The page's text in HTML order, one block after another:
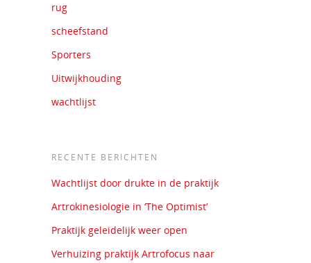
rug
scheefstand
Sporters
Uitwijkhouding
wachtlijst
RECENTE BERICHTEN
Wachtlijst door drukte in de praktijk
Artrokinesiologie in ‘The Optimist’
Praktijk geleidelijk weer open
Verhuizing praktijk Artrofocus naar